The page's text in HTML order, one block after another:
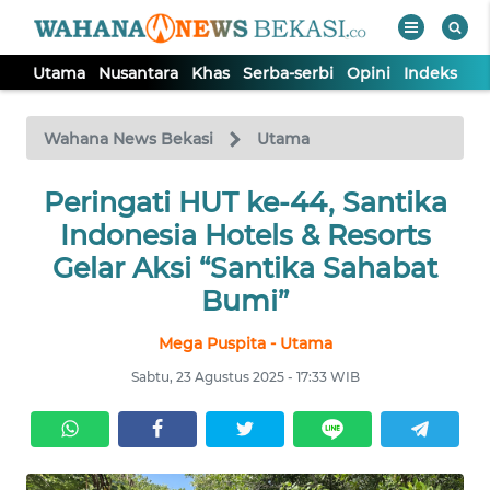
Utama Nusantara Khas Serba-serbi Opini Indeks
Wahana News Bekasi Utama
Peringati HUT ke-44, Santika
Indonesia Hotels & Resorts
Gelar Aksi “Santika Sahabat
Bumi”
Mega Puspita - Utama
Sabtu, 23 Agustus 2025 - 17:33 WIB
TV
Tutup
UTAMA
NUSANTARA
SERBI
OPINI